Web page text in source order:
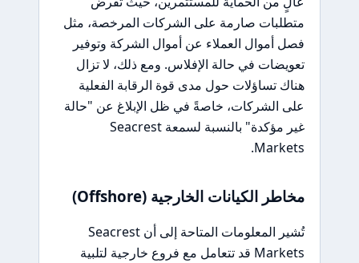
متطلبات صارمة على الشركات المرخصة، مثل
فصل أموال العملاء عن أموال الشركة وتوفير
تعويضات في حالة الإفلاس. ومع ذلك، لا تزال
هناك تساؤلات حول مدى قوة الرقابة الفعلية
على الشركات، خاصةً في ظل الإبلاغ عن "حالة
غير مؤكدة" بالنسبة لسمعة Seacrest
Markets.
مخاطر الكيانات الخارجية (Offshore)
تُشير المعلومات المتاحة إلى أن Seacrest
Markets قد تتعامل مع فروع خارجية لتلبية